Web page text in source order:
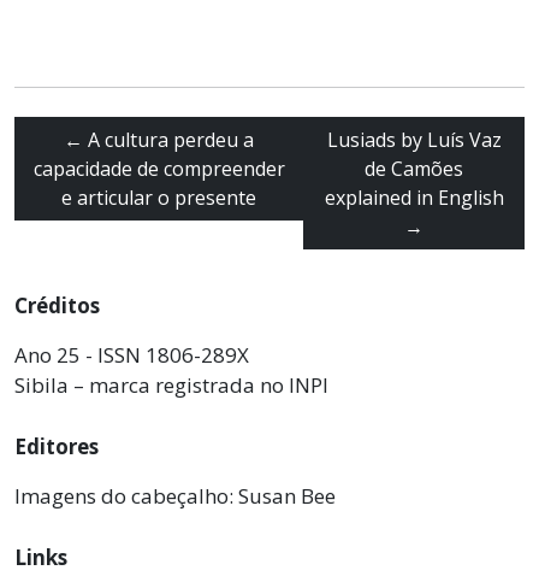
← A cultura perdeu a
capacidade de compreender
e articular o presente
Lusiads by Luís Vaz
de Camões
explained in English
→
Créditos
Ano 25 - ISSN 1806-289X
Sibila – marca registrada no INPI
Editores
Imagens do cabeçalho: Susan Bee
Links